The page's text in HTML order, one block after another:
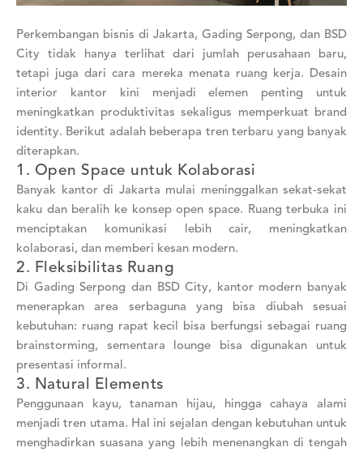
Perkembangan bisnis di Jakarta, Gading Serpong, dan BSD
City tidak hanya terlihat dari jumlah perusahaan baru,
tetapi juga dari cara mereka menata ruang kerja. Desain
interior kantor kini menjadi elemen penting untuk
meningkatkan produktivitas sekaligus memperkuat brand
identity. Berikut adalah beberapa tren terbaru yang banyak
diterapkan.
1. Open Space untuk Kolaborasi
Banyak kantor di Jakarta mulai meninggalkan sekat-sekat
kaku dan beralih ke konsep open space. Ruang terbuka ini
menciptakan komunikasi lebih cair, meningkatkan
kolaborasi, dan memberi kesan modern.
2. Fleksibilitas Ruang
Di Gading Serpong dan BSD City, kantor modern banyak
menerapkan area serbaguna yang bisa diubah sesuai
kebutuhan: ruang rapat kecil bisa berfungsi sebagai ruang
brainstorming, sementara lounge bisa digunakan untuk
presentasi informal.
3. Natural Elements
Penggunaan kayu, tanaman hijau, hingga cahaya alami
menjadi tren utama. Hal ini sejalan dengan kebutuhan untuk
menghadirkan suasana yang lebih menenangkan di tengah